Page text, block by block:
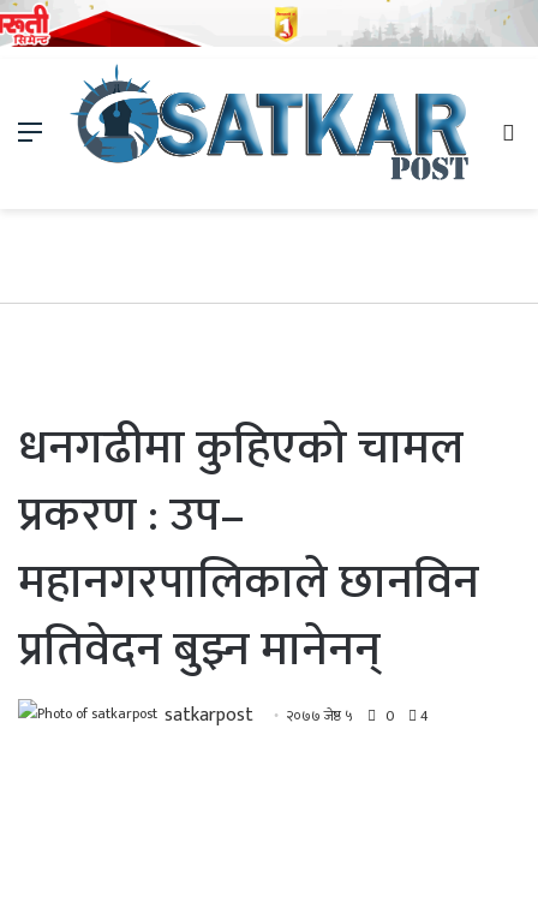
Menu
धनगढीमा कुहिएको चामल
प्रकरण : उप–
महानगरपालिकाले छानविन
प्रतिवेदन बुझ्न मानेनन्
satkarpost २०७७ जेष्ठ ५ 0 4